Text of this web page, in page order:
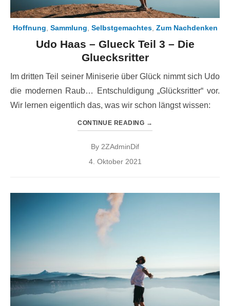
Hoffnung, Sammlung, Selbstgemachtes, Zum Nachdenken
Udo Haas – Glueck Teil 3 – Die
Gluecksritter
Im dritten Teil seiner Miniserie über Glück nimmt sich Udo
die modernen Raub… Entschuldigung „Glücksritter“ vor.
Wir lernen eigentlich das, was wir schon längst wissen:
CONTINUE READING →
By 2ZAdminDif
Posted
4. Oktober 2021